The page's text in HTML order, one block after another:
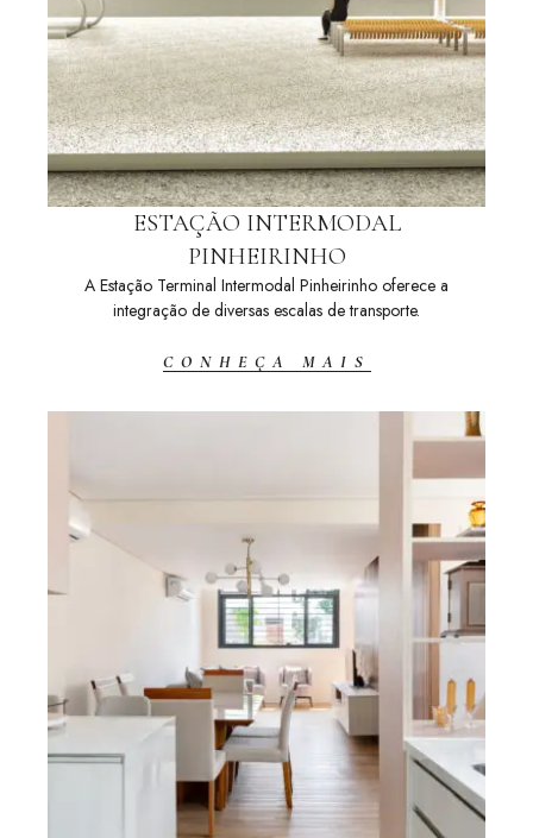
ESTAÇÃO INTERMODAL
PINHEIRINHO
A Estação Terminal Intermodal Pinheirinho oferece a
integração de diversas escalas de transporte.
CONHEÇA MAIS